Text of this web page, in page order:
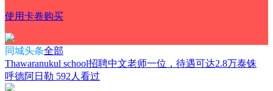
使用卡卷购买
同城头条全部
Thawaranukul school招聘中文老师一位，待遇可达2.8万泰铢
呼德阿日勒 592人看过